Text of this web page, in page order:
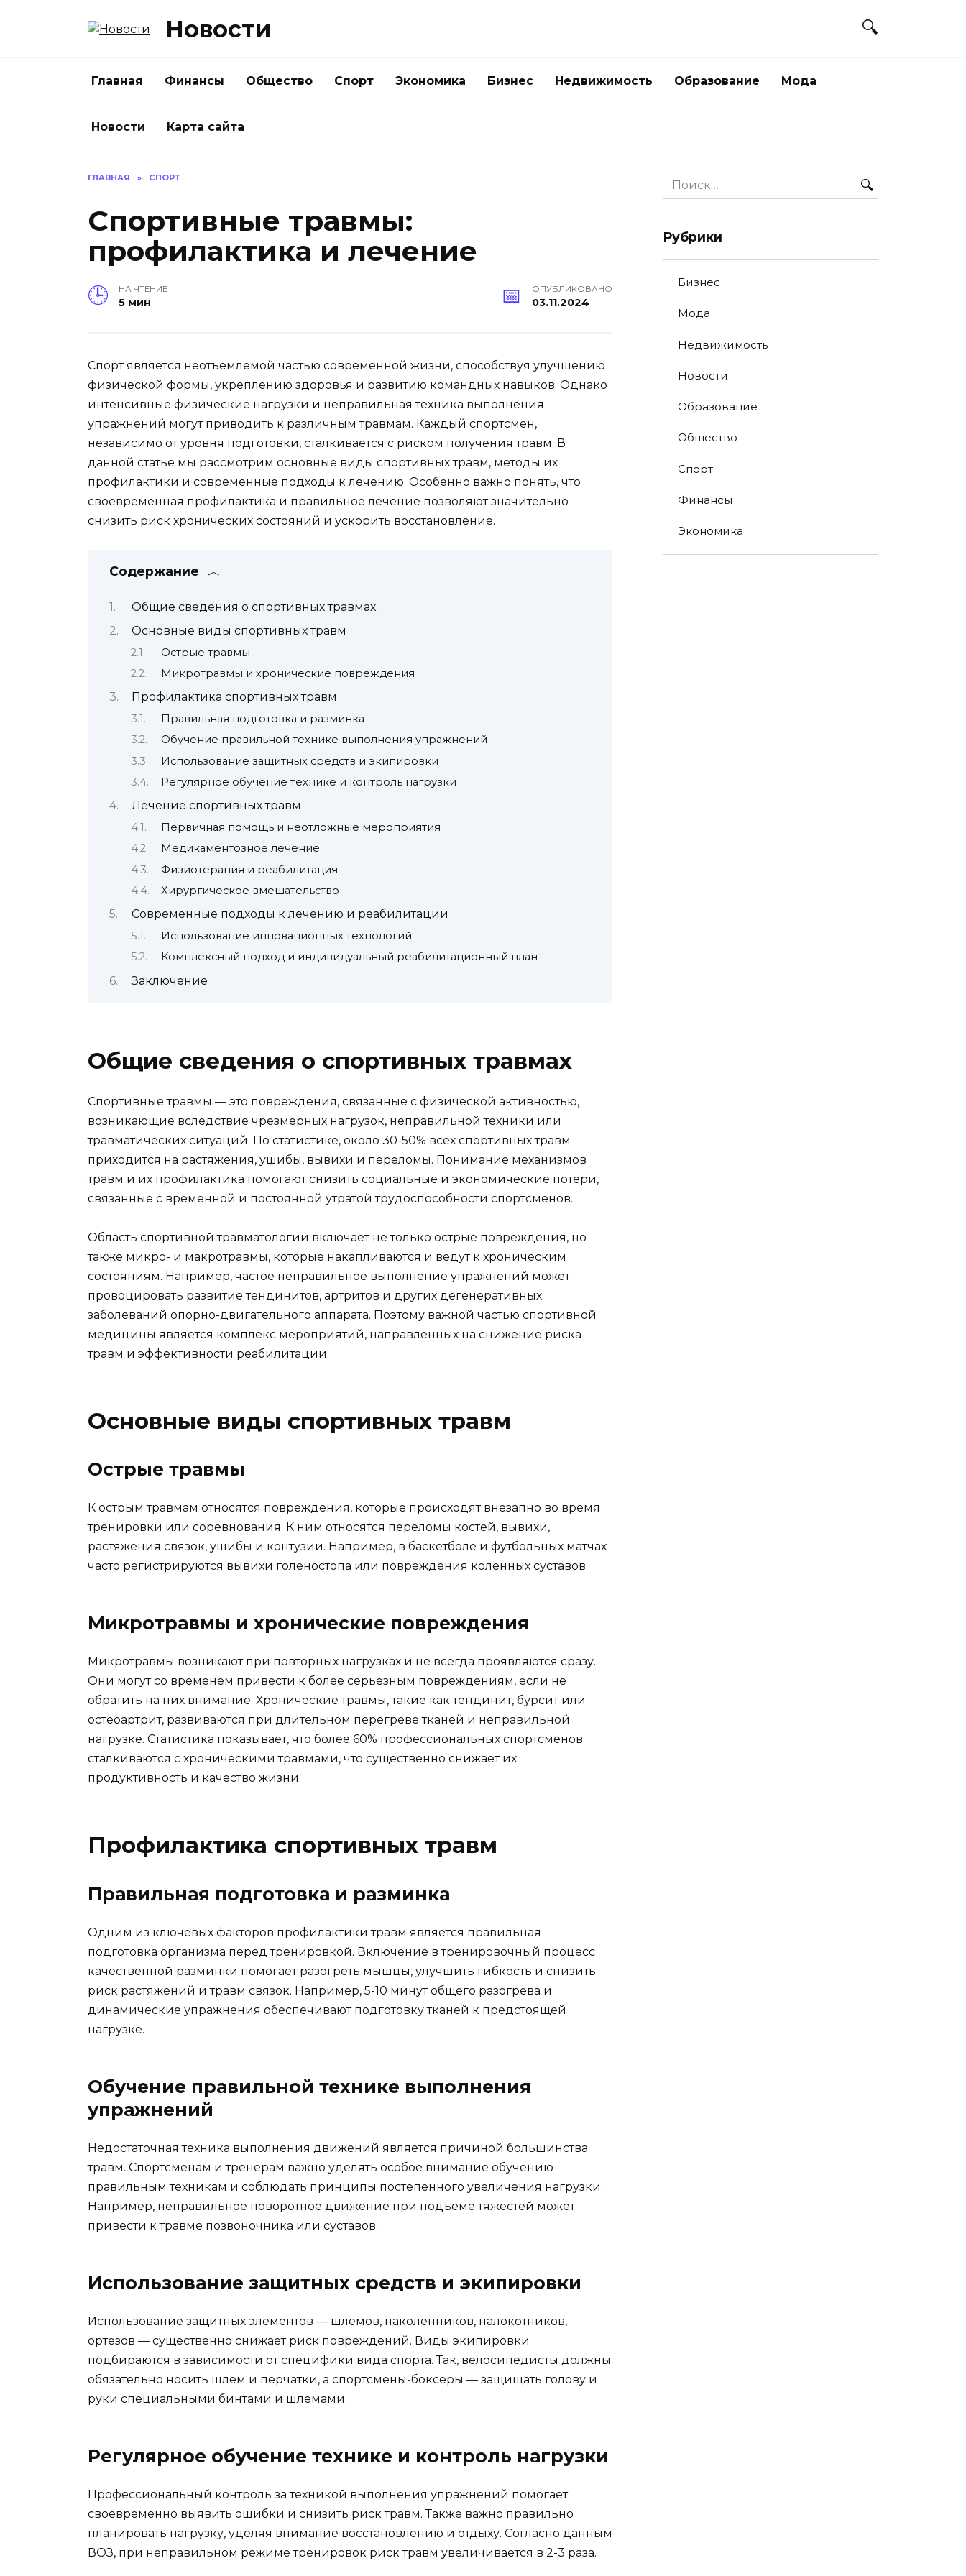
Новости
Главная Финансы Общество Спорт Экономика Бизнес Недвижимость Образование Мода
Новости Карта сайта
ГЛАВНАЯ » СПОРТ
Спортивные травмы:
профилактика и лечение
НА ЧТЕНИЕ
5 мин
ОПУБЛИКОВАНО
03.11.2024
Спорт является неотъемлемой частью современной жизни, способствуя улучшению
физической формы, укреплению здоровья и развитию командных навыков. Однако
интенсивные физические нагрузки и неправильная техника выполнения
упражнений могут приводить к различным травмам. Каждый спортсмен,
независимо от уровня подготовки, сталкивается с риском получения травм. В
данной статье мы рассмотрим основные виды спортивных травм, методы их
профилактики и современные подходы к лечению. Особенно важно понять, что
своевременная профилактика и правильное лечение позволяют значительно
снизить риск хронических состояний и ускорить восстановление.
Содержание
Общие сведения о спортивных травмах
Основные виды спортивных травм
Острые травмы
Микротравмы и хронические повреждения
Профилактика спортивных травм
Правильная подготовка и разминка
Обучение правильной технике выполнения упражнений
Использование защитных средств и экипировки
Регулярное обучение технике и контроль нагрузки
Лечение спортивных травм
Первичная помощь и неотложные мероприятия
Медикаментозное лечение
Физиотерапия и реабилитация
Хирургическое вмешательство
Современные подходы к лечению и реабилитации
Использование инновационных технологий
Комплексный подход и индивидуальный реабилитационный план
Заключение
Общие сведения о спортивных травмах
Спортивные травмы — это повреждения, связанные с физической активностью,
возникающие вследствие чрезмерных нагрузок, неправильной техники или
травматических ситуаций. По статистике, около 30-50% всех спортивных травм
приходится на растяжения, ушибы, вывихи и переломы. Понимание механизмов
травм и их профилактика помогают снизить социальные и экономические потери,
связанные с временной и постоянной утратой трудоспособности спортсменов.
Область спортивной травматологии включает не только острые повреждения, но
также микро- и макротравмы, которые накапливаются и ведут к хроническим
состояниям. Например, частое неправильное выполнение упражнений может
провоцировать развитие тендинитов, артритов и других дегенеративных
заболеваний опорно-двигательного аппарата. Поэтому важной частью спортивной
медицины является комплекс мероприятий, направленных на снижение риска
травм и эффективности реабилитации.
Основные виды спортивных травм
Острые травмы
К острым травмам относятся повреждения, которые происходят внезапно во время
тренировки или соревнования. К ним относятся переломы костей, вывихи,
растяжения связок, ушибы и контузии. Например, в баскетболе и футбольных матчах
часто регистрируются вывихи голеностопа или повреждения коленных суставов.
Микротравмы и хронические повреждения
Микротравмы возникают при повторных нагрузках и не всегда проявляются сразу.
Они могут со временем привести к более серьезным повреждениям, если не
обратить на них внимание. Хронические травмы, такие как тендинит, бурсит или
остеоартрит, развиваются при длительном перегреве тканей и неправильной
нагрузке. Статистика показывает, что более 60% профессиональных спортсменов
сталкиваются с хроническими травмами, что существенно снижает их
продуктивность и качество жизни.
Профилактика спортивных травм
Правильная подготовка и разминка
Одним из ключевых факторов профилактики травм является правильная
подготовка организма перед тренировкой. Включение в тренировочный процесс
качественной разминки помогает разогреть мышцы, улучшить гибкость и снизить
риск растяжений и травм связок. Например, 5-10 минут общего разогрева и
динамические упражнения обеспечивают подготовку тканей к предстоящей
нагрузке.
Обучение правильной технике выполнения
упражнений
Недостаточная техника выполнения движений является причиной большинства
травм. Спортсменам и тренерам важно уделять особое внимание обучению
правильным техникам и соблюдать принципы постепенного увеличения нагрузки.
Например, неправильное поворотное движение при подъеме тяжестей может
привести к травме позвоночника или суставов.
Использование защитных средств и экипировки
Использование защитных элементов — шлемов, наколенников, налокотников,
ортезов — существенно снижает риск повреждений. Виды экипировки
подбираются в зависимости от специфики вида спорта. Так, велосипедисты должны
обязательно носить шлем и перчатки, а спортсмены-боксеры — защищать голову и
руки специальными бинтами и шлемами.
Регулярное обучение технике и контроль нагрузки
Профессиональный контроль за техникой выполнения упражнений помогает
своевременно выявить ошибки и снизить риск травм. Также важно правильно
планировать нагрузку, уделяя внимание восстановлению и отдыху. Согласно данным
ВОЗ, при неправильном режиме тренировок риск травм увеличивается в 2-3 раза.
Search
for:
Рубрики
Бизнес
Мода
Недвижимость
Новости
Образование
Общество
Спорт
Финансы
Экономика